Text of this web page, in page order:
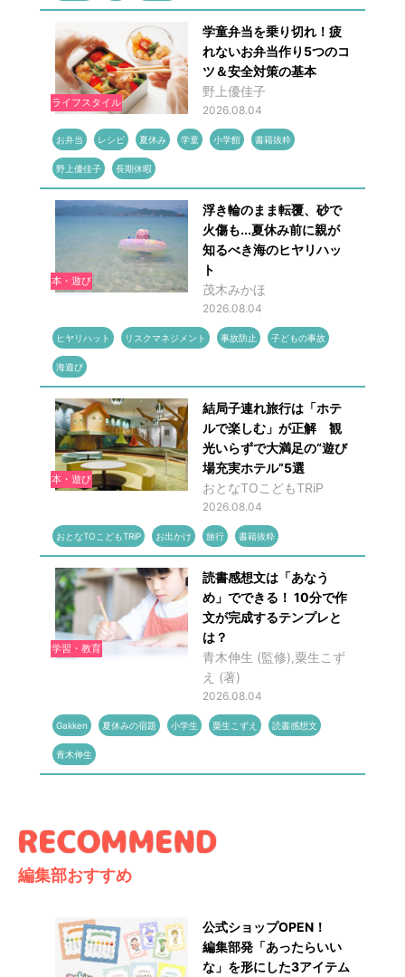
ライフスタイル
学童弁当を乗り切れ！疲
れないお弁当作り5つのコ
ツ＆安全対策の基本
野上優佳子
2026.08.04
お弁当 レシピ 夏休み 学童 小学館 書籍抜粋
野上優佳子 長期休暇
本・遊び
浮き輪のまま転覆、砂で
火傷も...夏休み前に親が
知るべき海のヒヤリハッ
ト
茂木みかほ
2026.08.04
ヒヤリハット リスクマネジメント 事故防止 子どもの事故
海遊び
本・遊び
結局子連れ旅行は「ホテ
ルで楽しむ」が正解 観
光いらずで大満足の“遊び
場充実ホテル”5選
おとなTOこどもTRiP
2026.08.04
おとなTOこどもTRiP お出かけ 旅行 書籍抜粋
学習・教育
読書感想文は「あなう
め」でできる！ 10分で作
文が完成するテンプレと
は？
青木伸生 (監修),粟生こず
え (著)
2026.08.04
Gakken 夏休みの宿題 小学生 粟生こずえ 読書感想文
青木伸生
編集部おすすめ
公式ショップOPEN！
編集部発「あったらいい
な」を形にした3アイテム